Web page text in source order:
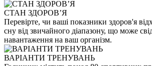
СТАН ЗДОРОВ’Я
Перевірте, чи ваші показники здоров'я
сну від звичайного діапазону, що може
навантаження на ваш організм.
ВАРІАНТИ ТРЕНУВАНЬ